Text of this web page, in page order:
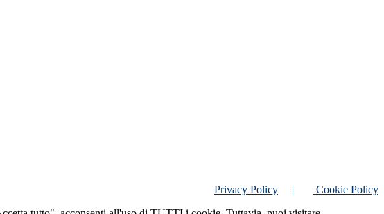
Privacy Policy |
Cookie Policy